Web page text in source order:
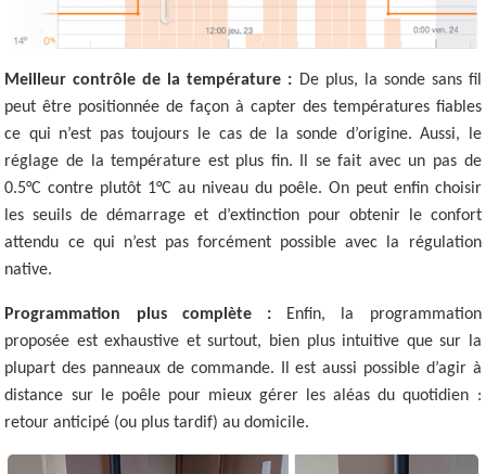
Meilleur contrôle de la température : De plus, la sonde sans fil
peut être positionnée de façon à capter des températures fiables
ce qui n’est pas toujours le cas de la sonde d’origine. Aussi, le
réglage de la température est plus fin. Il se fait avec un pas de
0.5°C contre plutôt 1°C au niveau du poêle. On peut enfin choisir
les seuils de démarrage et d’extinction pour obtenir le confort
attendu ce qui n’est pas forcément possible avec la régulation
native.
Programmation plus complète : Enfin, la programmation
proposée est exhaustive et surtout, bien plus intuitive que sur la
plupart des panneaux de commande. Il est aussi possible d’agir à
distance sur le poêle pour mieux gérer les aléas du quotidien :
retour anticipé (ou plus tardif) au domicile.